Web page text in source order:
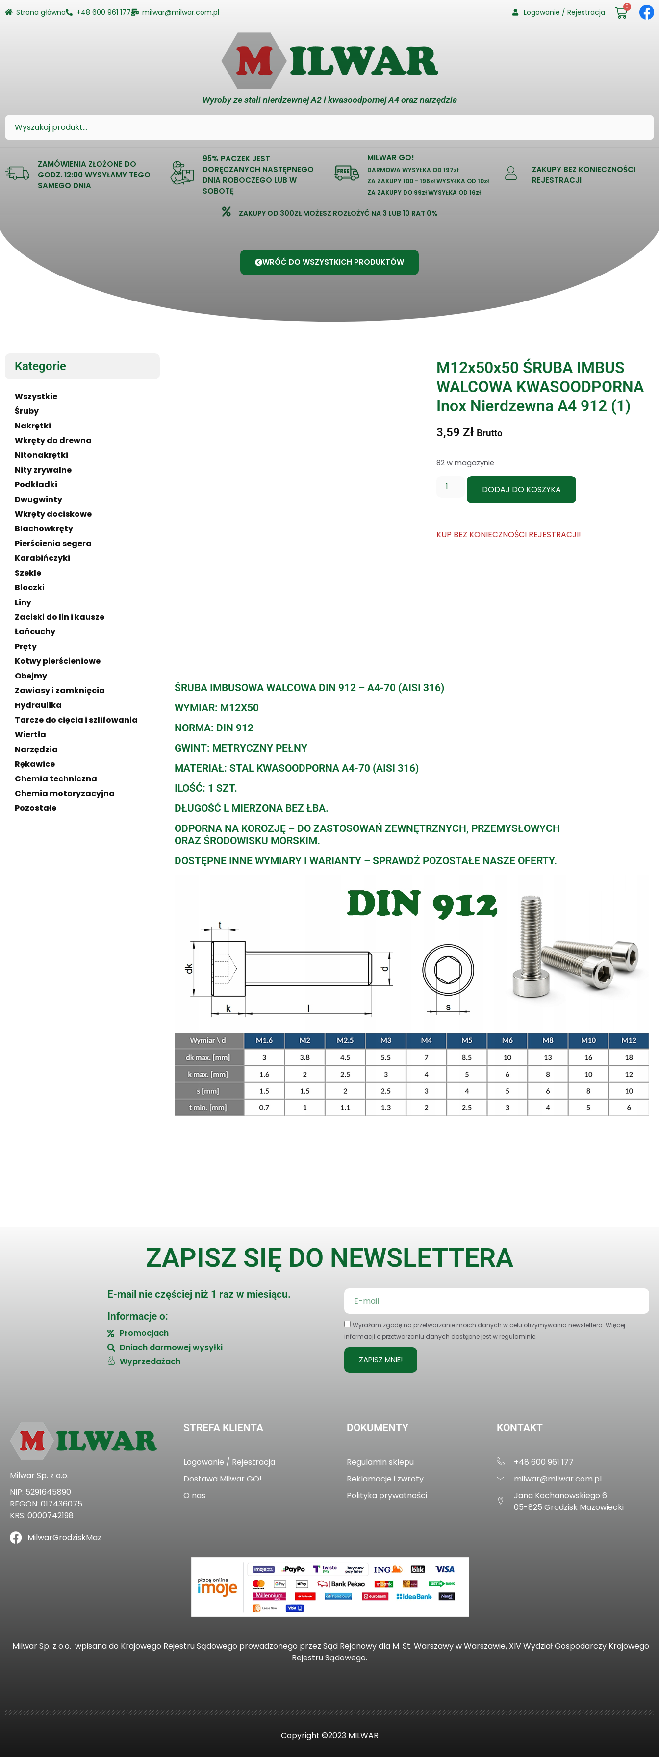
Strona główna +48 600 961 177 milwar@milwar.com.pl Logowanie / Rejestracja
0
Wyroby ze stali nierdzewnej A2 i kwasoodpornej A4 oraz narzędzia
ZAMÓWIENIA ZŁOŻONE DO
GODZ. 12:00 WYSYŁAMY TEGO
SAMEGO DNIA
95% PACZEK JEST
DORĘCZANYCH NASTĘPNEGO
DNIA ROBOCZEGO LUB W
SOBOTĘ
MILWAR GO!
DARMOWA WYSYŁKA OD 197zł
ZA ZAKUPY 100 - 196zł WYSYŁKA OD 10zł
ZA ZAKUPY DO 99zł WYSYŁKA OD 16zł
ZAKUPY BEZ KONIECZNOŚCI
REJESTRACJI
ZAKUPY OD 300ZŁ MOŻESZ ROZŁOŻYĆ NA 3 LUB 10 RAT 0%
WRÓĆ DO WSZYSTKICH PRODUKTÓW
Kategorie
Wszystkie
Śruby
Nakrętki
Wkręty do drewna
Nitonakrętki
Nity zrywalne
Podkładki
Dwugwinty
Wkręty dociskowe
Blachowkręty
Pierścienia segera
Karabińczyki
Szekle
Bloczki
Liny
Zaciski do lin i kausze
Łańcuchy
Pręty
Kotwy pierścieniowe
Obejmy
Zawiasy i zamknięcia
Hydraulika
Tarcze do cięcia i szlifowania
Wiertła
Narzędzia
Rękawice
Chemia techniczna
Chemia motoryzacyjna
Pozostałe
M12x50x50 ŚRUBA IMBUS
WALCOWA KWASOODPORNA
Inox Nierdzewna A4 912 (1)
3,59 Zł Brutto
82 w magazynie
DODAJ DO KOSZYKA
KUP BEZ KONIECZNOŚCI REJESTRACJI!
ŚRUBA IMBUSOWA WALCOWA DIN 912 – A4-70 (AISI 316)
WYMIAR: M12X50
NORMA: DIN 912
GWINT: METRYCZNY PEŁNY
MATERIAŁ: STAL KWASOODPORNA A4-70 (AISI 316)
ILOŚĆ: 1 SZT.
DŁUGOŚĆ L MIERZONA BEZ ŁBA.
ODPORNA NA KOROZJĘ – DO ZASTOSOWAŃ ZEWNĘTRZNYCH, PRZEMYSŁOWYCH
ORAZ ŚRODOWISKU MORSKIM.
DOSTĘPNE INNE WYMIARY I WARIANTY – SPRAWDŹ POZOSTAŁE NASZE OFERTY.
ZAPISZ SIĘ DO NEWSLETTERA
E-mail nie częściej niż 1 raz w miesiącu.
Informacje o:
Promocjach
Dniach darmowej wysyłki
Wyprzedażach
Wyrażam zgodę na przetwarzanie moich danych w celu otrzymywania newslettera. Więcej
informacji o przetwarzaniu danych dostępne jest w regulaminie.
ZAPISZ MNIE!
Milwar Sp. z o.o.
NIP: 5291645890
REGON: 017436075
KRS: 0000742198
MilwarGrodziskMaz
STREFA KLIENTA
Logowanie / Rejestracja
Dostawa Milwar GO!
O nas
DOKUMENTY
Regulamin sklepu
Reklamacje i zwroty
Polityka prywatności
KONTAKT
+48 600 961 177
milwar@milwar.com.pl
Jana Kochanowskiego 6
05-825 Grodzisk Mazowiecki
Milwar Sp. z o.o. wpisana do Krajowego Rejestru Sądowego prowadzonego przez Sąd Rejonowy dla M. St. Warszawy w Warszawie, XIV Wydział Gospodarczy Krajowego
Rejestru Sądowego.
Copyright ©2023 MILWAR